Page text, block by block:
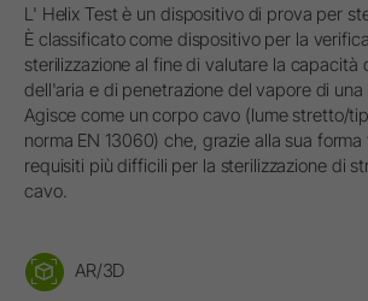
L' Helix Test è un dispositivo di prova per
È classificato come dispositivo per la
sterilizzazione al fine di valutare la capacità
dell'aria e di penetrazione del vapore di una
Agisce come un corpo cavo (lume stretto/
norma EN 13060) che, grazie alla sua forma
requisiti più difficili per la sterilizzazione di
cavo.
AR/3D